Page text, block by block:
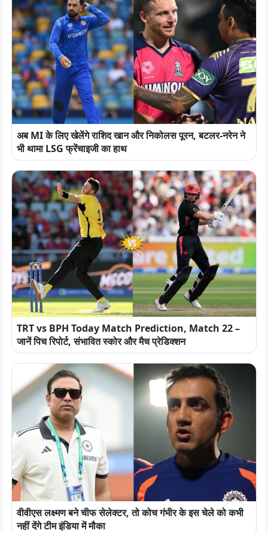
अब MI के लिए खेलेंगे राशिद खान और निकोलस पूरन, बटलर-नरेन ने
भी थामा LSG फ्रेंचाइजी का हाथ
TRT vs BPH Today Match Prediction, Match 22 –
जानें पिच रिपोर्ट, संभावित स्कोर और मैच प्रेडिक्शन
वीवीएस लक्ष्मण बने चीफ सेलेक्टर, तो कोच गंभीर के इस चेले को कभी
नहीं देंगे टीम इंडिया में मौका